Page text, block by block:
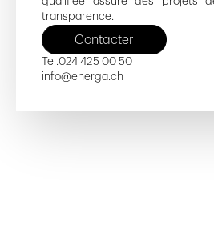
transparence.
Contacter
Tel.024 425 00 50
info@energa.ch